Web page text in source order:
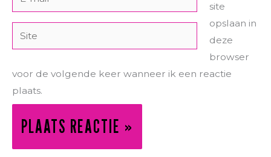
mail*
Site
site
opslaan in
deze
browser
voor de volgende keer wanneer ik een reactie
plaats.